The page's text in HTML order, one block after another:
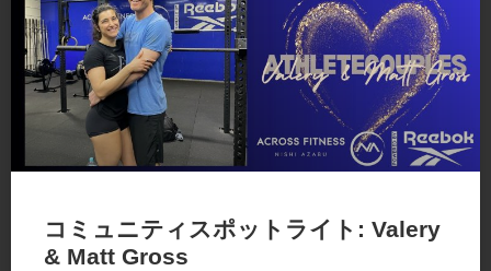
コミュニティスポットライト: Valery
& Matt Gross